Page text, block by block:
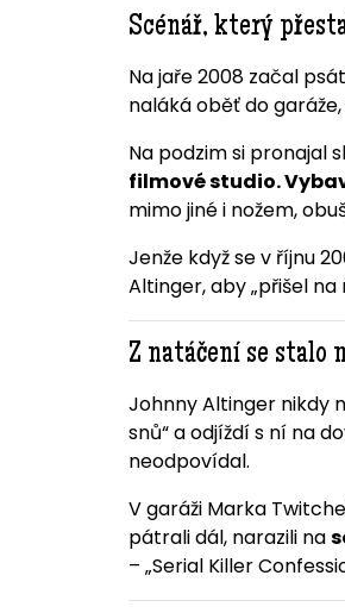
Scénář, který
Na jaře 2008 začal
naláká oběť do
Na podzim si pronajal
filmové studio.
mimo jiné i nožem,
Jenže když se v říjnu
Altinger, aby „přišel na
Z natáčení se stalo
Johnny Altinger nikdy
snů“ a odjíždí s ní na
neodpovídal.
V garáži Marka
pátrali dál, narazili na
– „Serial Killer